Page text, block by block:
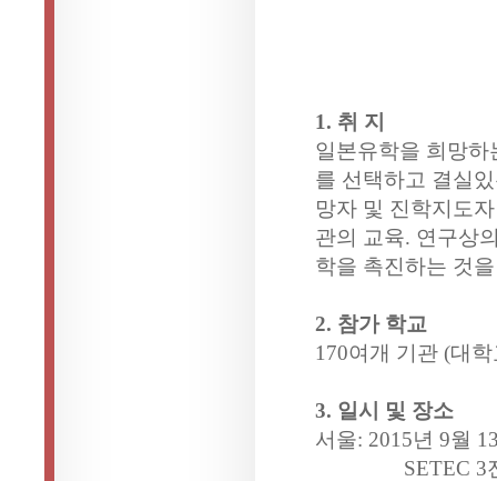
1. 취 지
일본유학을 희망하
를 선택하고 결실
망자 및 진학지도
관의 교육. 연구상
학을 촉진하는 것
2. 참가 학교
170여개 기관 (대
3. 일시 및 장소
서울: 2015년 9월
SETEC 3전시